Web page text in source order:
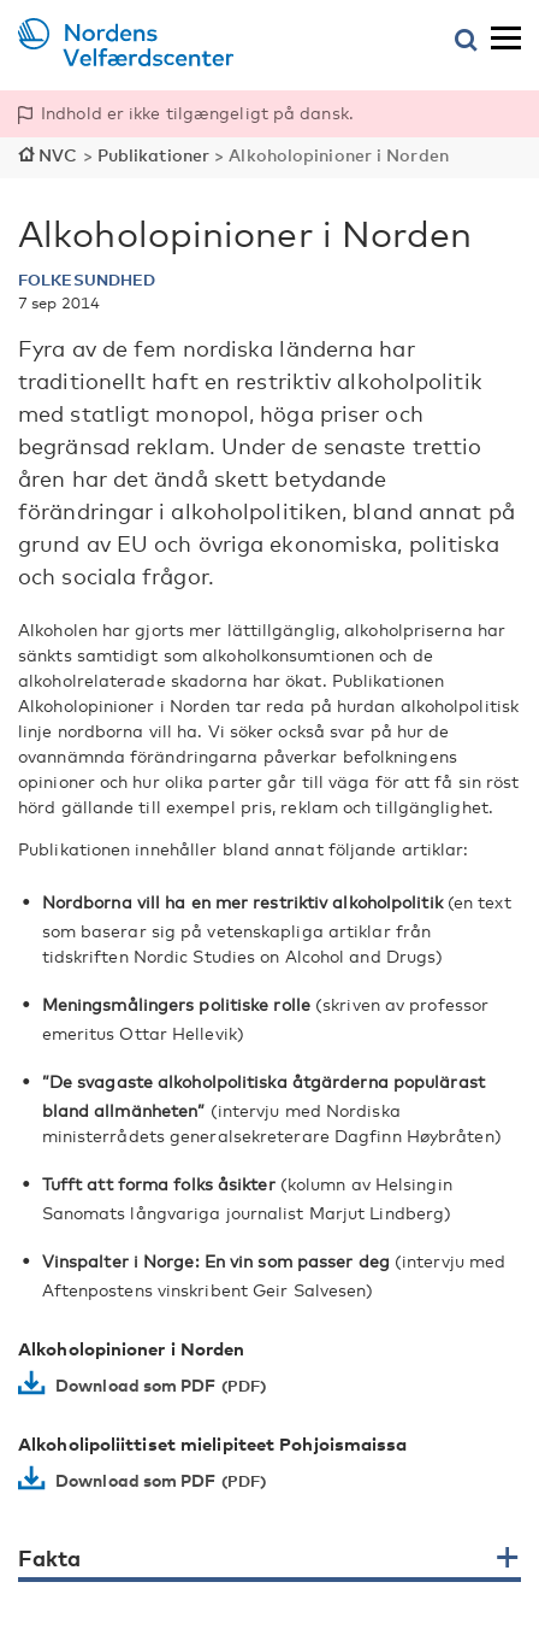
Indhold er ikke tilgængeligt på dansk.
NVC > Publikationer >Alkoholopinioner i Norden
Alkoholopinioner i Norden
FOLKESUNDHED
7 sep 2014
Fyra av de fem nordiska länderna har
traditionellt haft en restriktiv alkoholpolitik
med statligt monopol, höga priser och
begränsad reklam. Under de senaste trettio
åren har det ändå skett betydande
förändringar i alkoholpolitiken, bland annat på
grund av EU och övriga ekonomiska, politiska
och sociala frågor.
Alkoholen har gjorts mer lättillgänglig, alkoholpriserna har
sänkts samtidigt som alkoholkonsumtionen och de
alkoholrelaterade skadorna har ökat. Publikationen
Alkoholopinioner i Norden tar reda på hurdan alkoholpolitisk
linje nordborna vill ha. Vi söker också svar på hur de
ovannämnda förändringarna påverkar befolkningens
opinioner och hur olika par­ter går till väga för att få sin röst
hörd gällande till exempel pris, reklam och tillgänglighet.
Publikationen innehåller bland annat följande artiklar:
Nordborna vill ha en mer restriktiv alkoholpolitik(en text
som baserar sig på vetenskapliga artiklar från
tidskriften Nordic Studies on Alcohol and Drugs)
Meningsmålingers politiske rolle(skriven av professor
emeritus Ottar Hellevik)
”De svagaste alkoholpolitiska åtgärderna populärast
bland allmänheten” (intervju med Nordiska
ministerrådets generalsekreterare Dagfinn Høybråten)
Tufft att forma folks åsikter(kolumn av Helsingin
Sanomats långvariga journalist Marjut Lindberg)
Vinspalter i Norge: En vin som passer deg (intervju med
Aftenpostens vinskribent Geir Salvesen)
Alkoholopinioner i Norden
Download som PDF
Alkoholipoliittiset mielipiteet Pohjoismaissa
Download som PDF
Fakta